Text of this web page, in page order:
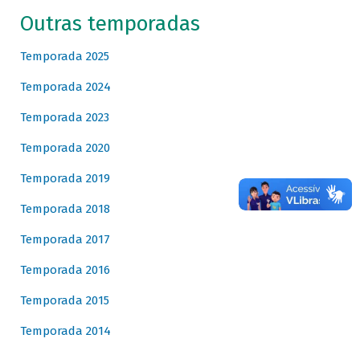
Outras temporadas
Temporada 2025
Temporada 2024
Temporada 2023
Temporada 2020
Temporada 2019
Temporada 2018
Temporada 2017
Temporada 2016
Temporada 2015
Temporada 2014